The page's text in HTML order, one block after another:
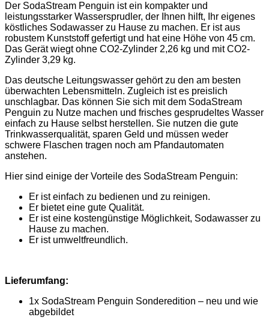
Der SodaStream Penguin ist ein kompakter und
leistungsstarker Wassersprudler, der Ihnen hilft, Ihr eigenes
köstliches Sodawasser zu Hause zu machen. Er ist aus
robustem Kunststoff gefertigt und hat eine Höhe von 45 cm.
Das Gerät wiegt ohne CO2-Zylinder 2,26 kg und mit CO2-
Zylinder 3,29 kg.
Das deutsche Leitungswasser gehört zu den am besten
überwachten Lebensmitteln. Zugleich ist es preislich
unschlagbar. Das können Sie sich mit dem SodaStream
Penguin zu Nutze machen und frisches gesprudeltes Wasser
einfach zu Hause selbst herstellen. Sie nutzen die gute
Trinkwasserqualität, sparen Geld und müssen weder
schwere Flaschen tragen noch am Pfandautomaten
anstehen.
Hier sind einige der Vorteile des SodaStream Penguin:
Er ist einfach zu bedienen und zu reinigen.
Er bietet eine gute Qualität.
Er ist eine kostengünstige Möglichkeit, Sodawasser zu
Hause zu machen.
Er ist umweltfreundlich.
Lieferumfang:
1x SodaStream Penguin Sonderedition – neu und wie
abgebildet